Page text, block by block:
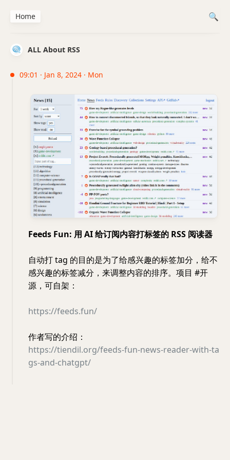
ALL About RSS
09:01 · Jan 8, 2024 · Mon
Feeds Fun: 用 AI 给订阅内容打标签的 RSS 阅读器
自动打 tag 的目的是为了给感兴趣的标签加分，给不
感兴趣的标签减分，来调整内容的排序。项目 #开
源，可自架：
https://feeds.fun/
作者写的介绍：
https://tiendil.org/feeds-fun-news-reader-with-ta
gs-and-chatgpt/
Home